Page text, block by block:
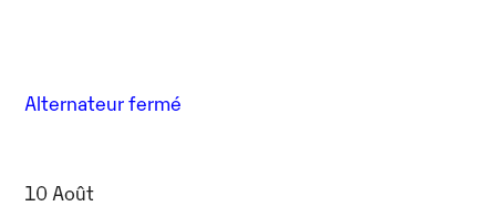
Alternateur fermé
10 Août